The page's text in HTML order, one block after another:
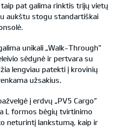
pat galima rinktis trijų vietų
aukštu stogu standartiškai
unikali „Walk-Through“
sėdynė ir pertvara su
lengviau patekti į krovinių
užsakius.
į erdvų „PV5 Cargo“
L formos bėgių tvirtinimo
neturintį lankstumą, kaip ir